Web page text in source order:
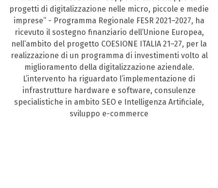
progetti di digitalizzazione nelle micro, piccole e medie
imprese” - Programma Regionale FESR 2021–2027, ha
ricevuto il sostegno finanziario dell’Unione Europea,
nell’ambito del progetto COESIONE ITALIA 21–27, per la
realizzazione di un programma di investimenti volto al
miglioramento della digitalizzazione aziendale.
L’intervento ha riguardato l’implementazione di
infrastrutture hardware e software, consulenze
specialistiche in ambito SEO e Intelligenza Artificiale,
sviluppo e-commerce